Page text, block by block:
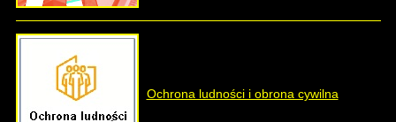
Ochrona ludności i obrona cywilna